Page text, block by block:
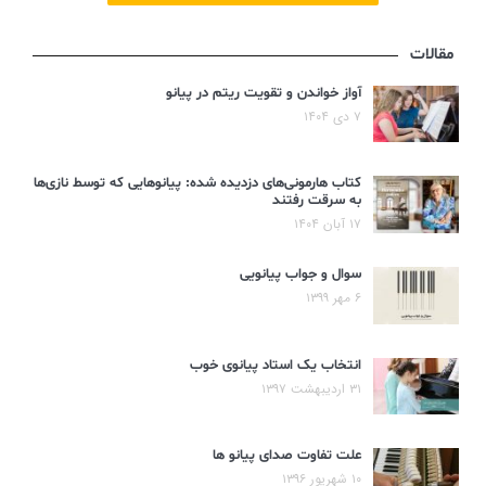
مقالات
آواز خواندن و تقویت ریتم در پیانو
۷ دی ۱۴۰۴
کتاب هارمونی‌های دزدیده شده: پیانوهایی که توسط نازی‌ها
به سرقت رفتند
۱۷ آبان ۱۴۰۴
سوال و جواب پیانویی
۶ مهر ۱۳۹۹
انتخاب یک استاد پیانوی خوب
۳۱ اردیبهشت ۱۳۹۷
علت تفاوت صدای پیانو ها
۱۰ شهریور ۱۳۹۶